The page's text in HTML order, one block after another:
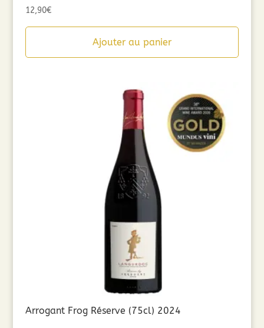
12,90€
Ajouter au panier
Arrogant Frog Réserve (75cl) 2024